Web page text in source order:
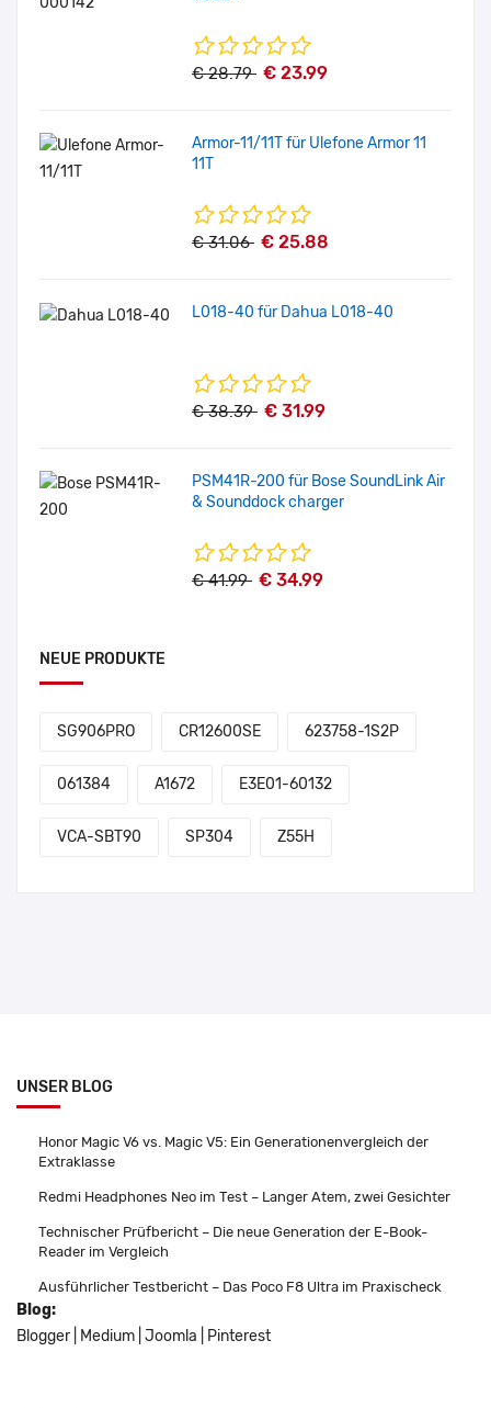
€ 28.79 € 23.99
Armor-11/11T für Ulefone Armor 11
11T
€ 31.06 € 25.88
L018-40 für Dahua L018-40
€ 38.39 € 31.99
PSM41R-200 für Bose SoundLink Air
& Sounddock charger
€ 41.99 € 34.99
NEUE PRODUKTE
SG906PRO CR12600SE 623758-1S2P
061384 A1672 E3E01-60132
VCA-SBT90 SP304 Z55H
UNSER BLOG
Honor Magic V6 vs. Magic V5: Ein Generationenvergleich der
Extraklasse
Redmi Headphones Neo im Test – Langer Atem, zwei Gesichter
Technischer Prüfbericht – Die neue Generation der E-Book-
Reader im Vergleich
Ausführlicher Testbericht – Das Poco F8 Ultra im Praxischeck
Blog:
Blogger
Medium Joomla Pinterest